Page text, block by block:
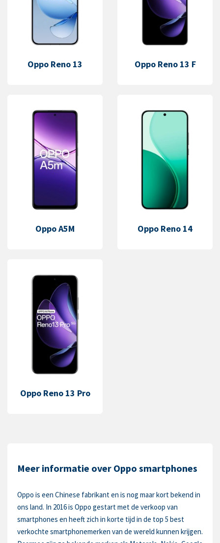
Oppo Reno 13 Oppo Reno 13 F
Oppo A5M Oppo Reno 14
Oppo Reno 13 Pro
Meer informatie over Oppo smartphones
Oppo is een Chinese fabrikant en is nog maar kort bekend in
ons land. In 2016 is Oppo gestart met de verkoop van
smartphones en heeft zich in korte tijd in de top 5 best
verkochte smartphonemerken van de wereld kunnen krijgen.